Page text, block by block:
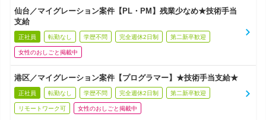
仙台／マイグレーション案件【PL・PM】残業少なめ★技術手当
支給
正社員 転勤なし 学歴不問 完全週休2日制 第二新卒歓迎
女性のおしごと掲載中
港区／マイグレーション案件【プログラマー】★技術手当支給★
正社員 転勤なし 学歴不問 完全週休2日制 第二新卒歓迎
リモートワーク可 女性のおしごと掲載中